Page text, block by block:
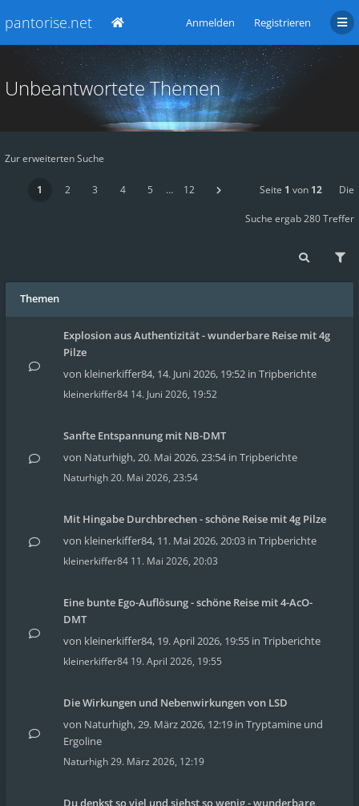
pantorise.net Anmelden Registrieren
Unbeantwortete Themen
Zur erweiterten Suche
1 2 3 4 5 … 12 Seite 1 von 12 Die
Suche ergab 280 Treffer
Themen
Explosion aus Authentizität - wunderbare Reise mit 4g
Pilze
von kleinerkiffer84, 14. Juni 2026, 19:52 in Tripberichte
kleinerkiffer84 14. Juni 2026, 19:52
Sanfte Entspannung mit NB-DMT
von Naturhigh,20. Mai 2026, 23:54in Tripberichte
Naturhigh20. Mai 2026, 23:54
Mit Hingabe Durchbrechen - schöne Reise mit 4g Pilze
von kleinerkiffer84, 11. Mai 2026, 20:03 in Tripberichte
kleinerkiffer84 11. Mai 2026, 20:03
Eine bunte Ego-Auflösung - schöne Reise mit 4-AcO-
DMT
von kleinerkiffer84, 19. April 2026, 19:55 in Tripberichte
kleinerkiffer84 19. April 2026, 19:55
Die Wirkungen und Nebenwirkungen von LSD
von Naturhigh,29. März 2026, 12:19 in Tryptamine und
Ergoline
Naturhigh29. März 2026, 12:19
Du denkst so viel und siehst so wenig - wunderbare